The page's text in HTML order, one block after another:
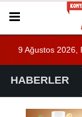
9 Ağustos 2026,
HABERLER